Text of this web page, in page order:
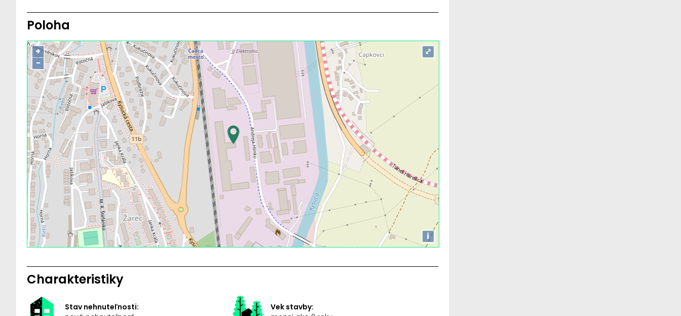
Poloha
+
−
i
⤢
Charakteristiky
Stav nehnuteľnosti:
Vek stavby: